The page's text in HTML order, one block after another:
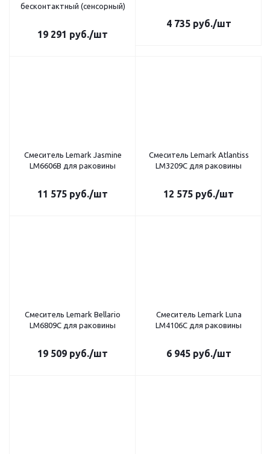
бесконтактный (сенсорный)
19 291 руб./шт
4 735руб./шт
Смеситель Lemark Jasmine
LM6606B для раковины
11 575 руб./шт
Смеситель Lemark Atlantiss
LM3209C для раковины
12 575 руб./шт
Смеситель Lemark Bellario
LM6809C для раковины
19 509 руб./шт
Смеситель Lemark Luna
LM4106C для раковины
6 945руб./шт